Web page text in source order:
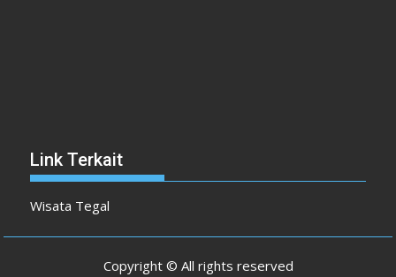
Link Terkait
Wisata Tegal
Copyright © All rights reserved